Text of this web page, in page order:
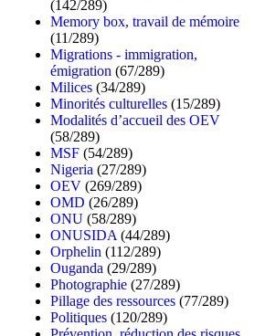
(142/289)
Memory box, travail de mémoire
(11/289)
Migrations - immigration,
émigration (67/289)
Milices (34/289)
Minorités culturelles (15/289)
Modalités d’accueil des OEV
(58/289)
MSF (54/289)
Nigeria (27/289)
OEV (269/289)
OMD (26/289)
ONU (58/289)
ONUSIDA (44/289)
Orphelin (112/289)
Ouganda (29/289)
Photographie (27/289)
Pillage des ressources (77/289)
Politiques (120/289)